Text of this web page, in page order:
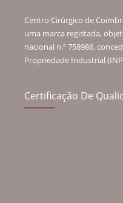
Centro Cirúrgico de
uma marca registada,
nacional n.º 758986,
Propriedade Industrial
Certificação De